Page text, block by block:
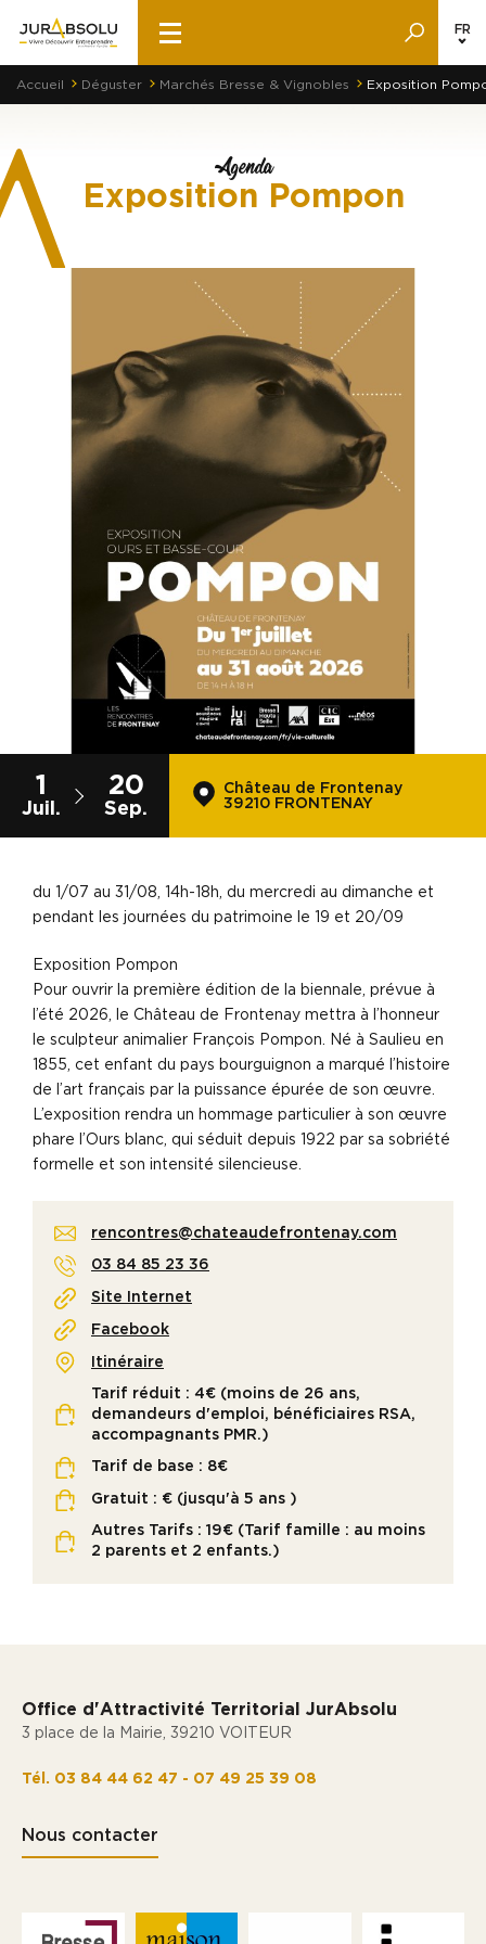
FR
Accueil Déguster Marchés Bresse & Vignobles Exposition
Agenda
Exposition Pompon
1
Juil.
20
Sep.
Château de Frontenay
39210 FRONTENAY
du 1/07 au 31/08, 14h-18h, du mercredi au dimanche et
pendant les journées du patrimoine le 19 et 20/09
Exposition Pompon
Pour ouvrir la première édition de la biennale, prévue à
l’été 2026, le Château de Frontenay mettra à l’honneur
le sculpteur animalier François Pompon. Né à Saulieu en
1855, cet enfant du pays bourguignon a marqué l’histoire
de l’art français par la puissance épurée de son œuvre.
L’exposition rendra un hommage particulier à son œuvre
phare l’Ours blanc, qui séduit depuis 1922 par sa sobriété
formelle et son intensité silencieuse.
rencontres@chateaudefrontenay.com
03 84 85 23 36
Site Internet
Facebook
Itinéraire
Tarif réduit : 4€ (moins de 26 ans,
demandeurs d'emploi, bénéficiaires RSA,
accompagnants PMR.)
Tarif de base : 8€
Gratuit : € (jusqu'à 5 ans )
Autres Tarifs : 19€ (Tarif famille : au moins
2 parents et 2 enfants.)
Office d'Attractivité Territorial JurAbsolu
3 place de la Mairie, 39210 VOITEUR
Tél. 03 84 44 62 47 - 07 49 25 39 08
Nous contacter